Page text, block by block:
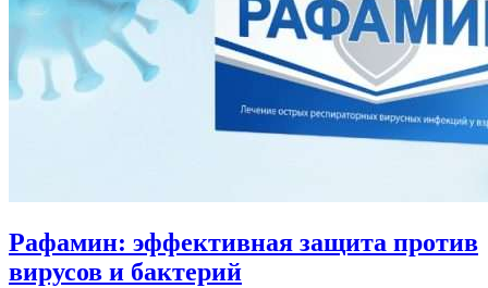
Рафамин: эффективная защита против
вирусов и бактерий